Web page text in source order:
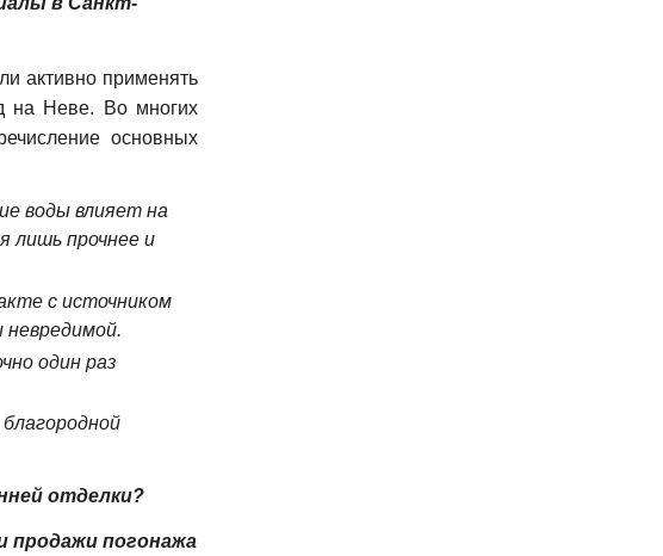
активно применять
на Неве. Во многих
основных
воды влияет на
лишь прочнее и
с источником
невредимой.
один раз
отделки?
продажи погонажа